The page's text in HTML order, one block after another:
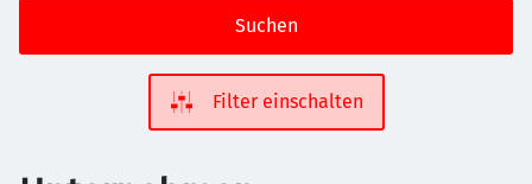
Suchen
Filter einschalten